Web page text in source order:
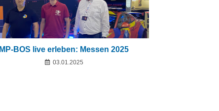
MP-BOS live erleben: Messen 2025
03.01.2025